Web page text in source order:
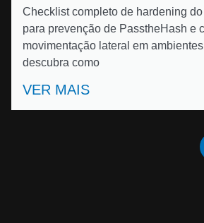
Checklist completo de hardening
para prevenção de PasstheHash e
movimentação lateral em
descubra como
VER MAIS